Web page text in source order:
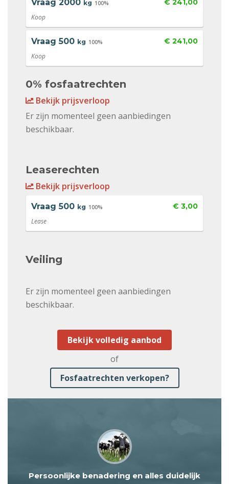
Vraag 2000 kg 100% € 241,00
Koop
Vraag 500 kg 100% € 241,00
Koop
0% fosfaatrechten
Bekijk prijsverloop
Er zijn momenteel geen aanbiedingen
beschikbaar.
Leaserechten
Bekijk prijsverloop
Vraag 500 kg 100% € 3,00
Lease
Veiling
Er zijn momenteel geen aanbiedingen
beschikbaar.
Bekijk volledig aanbod
of
Fosfaatrechten verkopen?
Persoonlijke benadering en alles duidelijk